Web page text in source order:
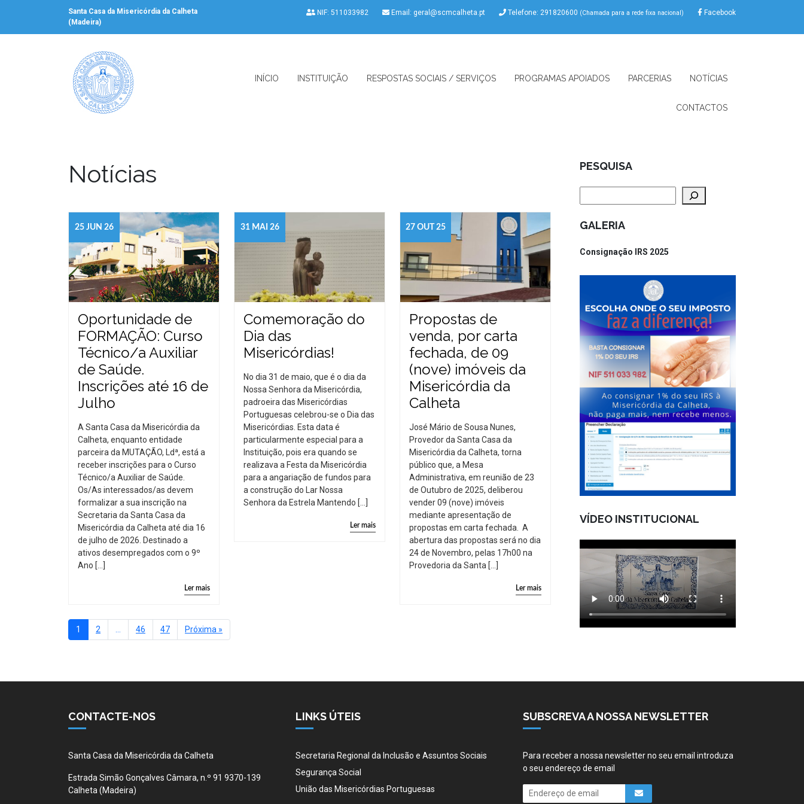
Santa Casa da Misericórdia da Calheta
(Madeira)
NIF: 511033982 Email: geral@scmcalheta.pt Telefone: 291820600 (Chamada para a rede fixa nacional) Facebook
INÍCIO INSTITUIÇÃO RESPOSTAS SOCIAIS / SERVIÇOS PROGRAMAS APOIADOS PARCERIAS NOTÍCIAS
CONTACTOS
Notícias
25 JUN 26
Oportunidade de
FORMAÇÃO: Curso
Técnico/a Auxiliar
de Saúde.
Inscrições até 16 de
Julho
A Santa Casa da Misericórdia da
Calheta, enquanto entidade
parceira da MUTAÇÃO, Ldª, está a
receber inscrições para o Curso
Técnico/a Auxiliar de Saúde.
Os/As interessados/as devem
formalizar a sua inscrição na
Secretaria da Santa Casa da
Misericórdia da Calheta até dia 16
de julho de 2026. Destinado a
ativos desempregados com o 9º
Ano […]
Ler mais
31 MAI 26
Comemoração do
Dia das
Misericórdias!
No dia 31 de maio, que é o dia da
Nossa Senhora da Misericórdia,
padroeira das Misericórdias
Portuguesas celebrou-se o Dia das
Misericórdias. Esta data é
particularmente especial para a
Instituição, pois era quando se
realizava a Festa da Misericórdia
para a angariação de fundos para
a construção do Lar Nossa
Senhora da Estrela Mantendo […]
Ler mais
27 OUT 25
Propostas de
venda, por carta
fechada, de 09
(nove) imóveis da
Misericórdia da
Calheta
José Mário de Sousa Nunes,
Provedor da Santa Casa da
Misericórdia da Calheta, torna
público que, a Mesa
Administrativa, em reunião de 23
de Outubro de 2025, deliberou
vender 09 (nove) imóveis
mediante apresentação de
propostas em carta fechada. A
abertura das propostas será no dia
24 de Novembro, pelas 17h00 na
Provedoria da Santa […]
Ler mais
1 2 46 47 Próxima »
PESQUISA
GALERIA
Consignação IRS 2025
VÍDEO INSTITUCIONAL
CONTACTE-NOS
Santa Casa da Misericórdia da Calheta
Estrada Simão Gonçalves Câmara, n.º 91 9370-139
Calheta (Madeira)
LINKS ÚTEIS
Secretaria Regional da Inclusão e Assuntos Sociais
Segurança Social
União das Misericórdias Portuguesas
SUBSCREVA A NOSSA NEWSLETTER
Para receber a nossa newsletter no seu email introduza
o seu endereço de email